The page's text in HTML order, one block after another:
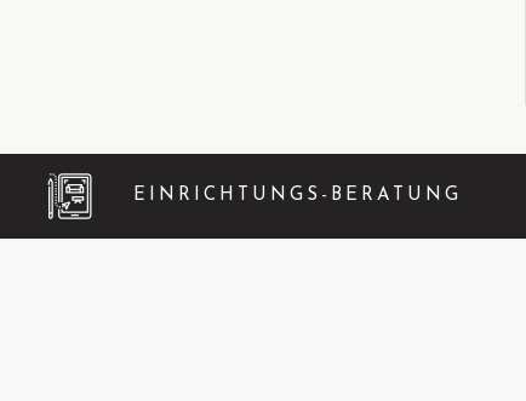
EINRICHTUNGS-BERATUNG